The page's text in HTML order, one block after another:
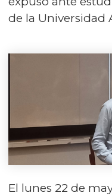
de la Universidad
El lunes 22 de